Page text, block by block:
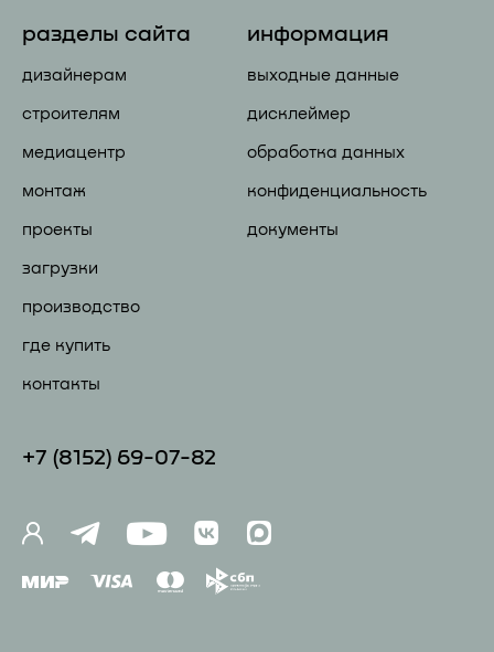
разделы сайта
дизайнерам
строителям
медиацентр
монтаж
проекты
загрузки
производство
где купить
контакты
информация
выходные данные
дисклеймер
обработка данных
конфиденциальность
документы
+7 (81 52) 69-07-82